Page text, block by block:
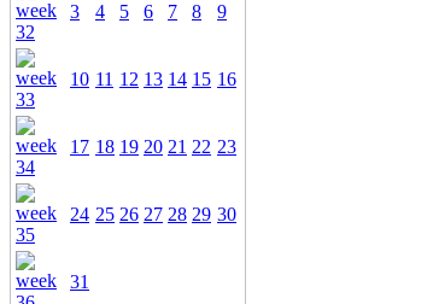
3 4 5 6 7 8 9
10 11 12 13 14 15 16
17 18 19 20 21 22 23
24 25 26 27 28 29 30
31